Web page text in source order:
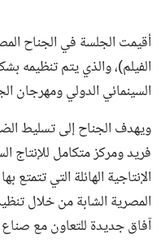
أقيمت الجلسة في الجناح
الفيلم)، والذي يتم تنظيمه
السينمائي الدولي ومهرجان
ويهدف الجناح إلى تسليط
فريد ومركز متكامل للإنتاج
الإنتاجية الهائلة التي تتمتع
المصرية الشابة من خلال
آفاق جديدة للتعاون مع صناع